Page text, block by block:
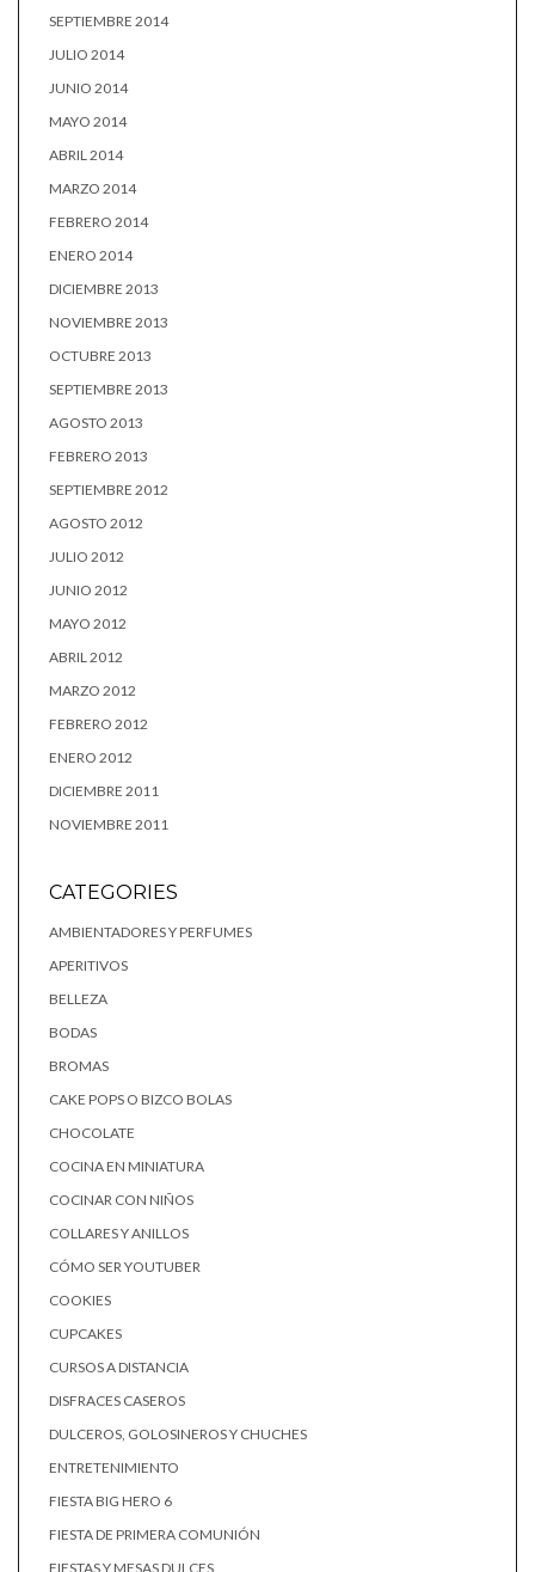
SEPTIEMBRE 2014
JULIO 2014
JUNIO 2014
MAYO 2014
ABRIL 2014
MARZO 2014
FEBRERO 2014
ENERO 2014
DICIEMBRE 2013
NOVIEMBRE 2013
OCTUBRE 2013
SEPTIEMBRE 2013
AGOSTO 2013
FEBRERO 2013
SEPTIEMBRE 2012
AGOSTO 2012
JULIO 2012
JUNIO 2012
MAYO 2012
ABRIL 2012
MARZO 2012
FEBRERO 2012
ENERO 2012
DICIEMBRE 2011
NOVIEMBRE 2011
CATEGORIES
AMBIENTADORES Y PERFUMES
APERITIVOS
BELLEZA
BODAS
BROMAS
CAKE POPS O BIZCO BOLAS
CHOCOLATE
COCINA EN MINIATURA
COCINAR CON NIÑOS
COLLARES Y ANILLOS
CÓMO SER YOUTUBER
COOKIES
CUPCAKES
CURSOS A DISTANCIA
DISFRACES CASEROS
DULCEROS, GOLOSINEROS Y CHUCHES
ENTRETENIMIENTO
FIESTA BIG HERO 6
FIESTA DE PRIMERA COMUNIÓN
FIESTAS Y MESAS DULCES